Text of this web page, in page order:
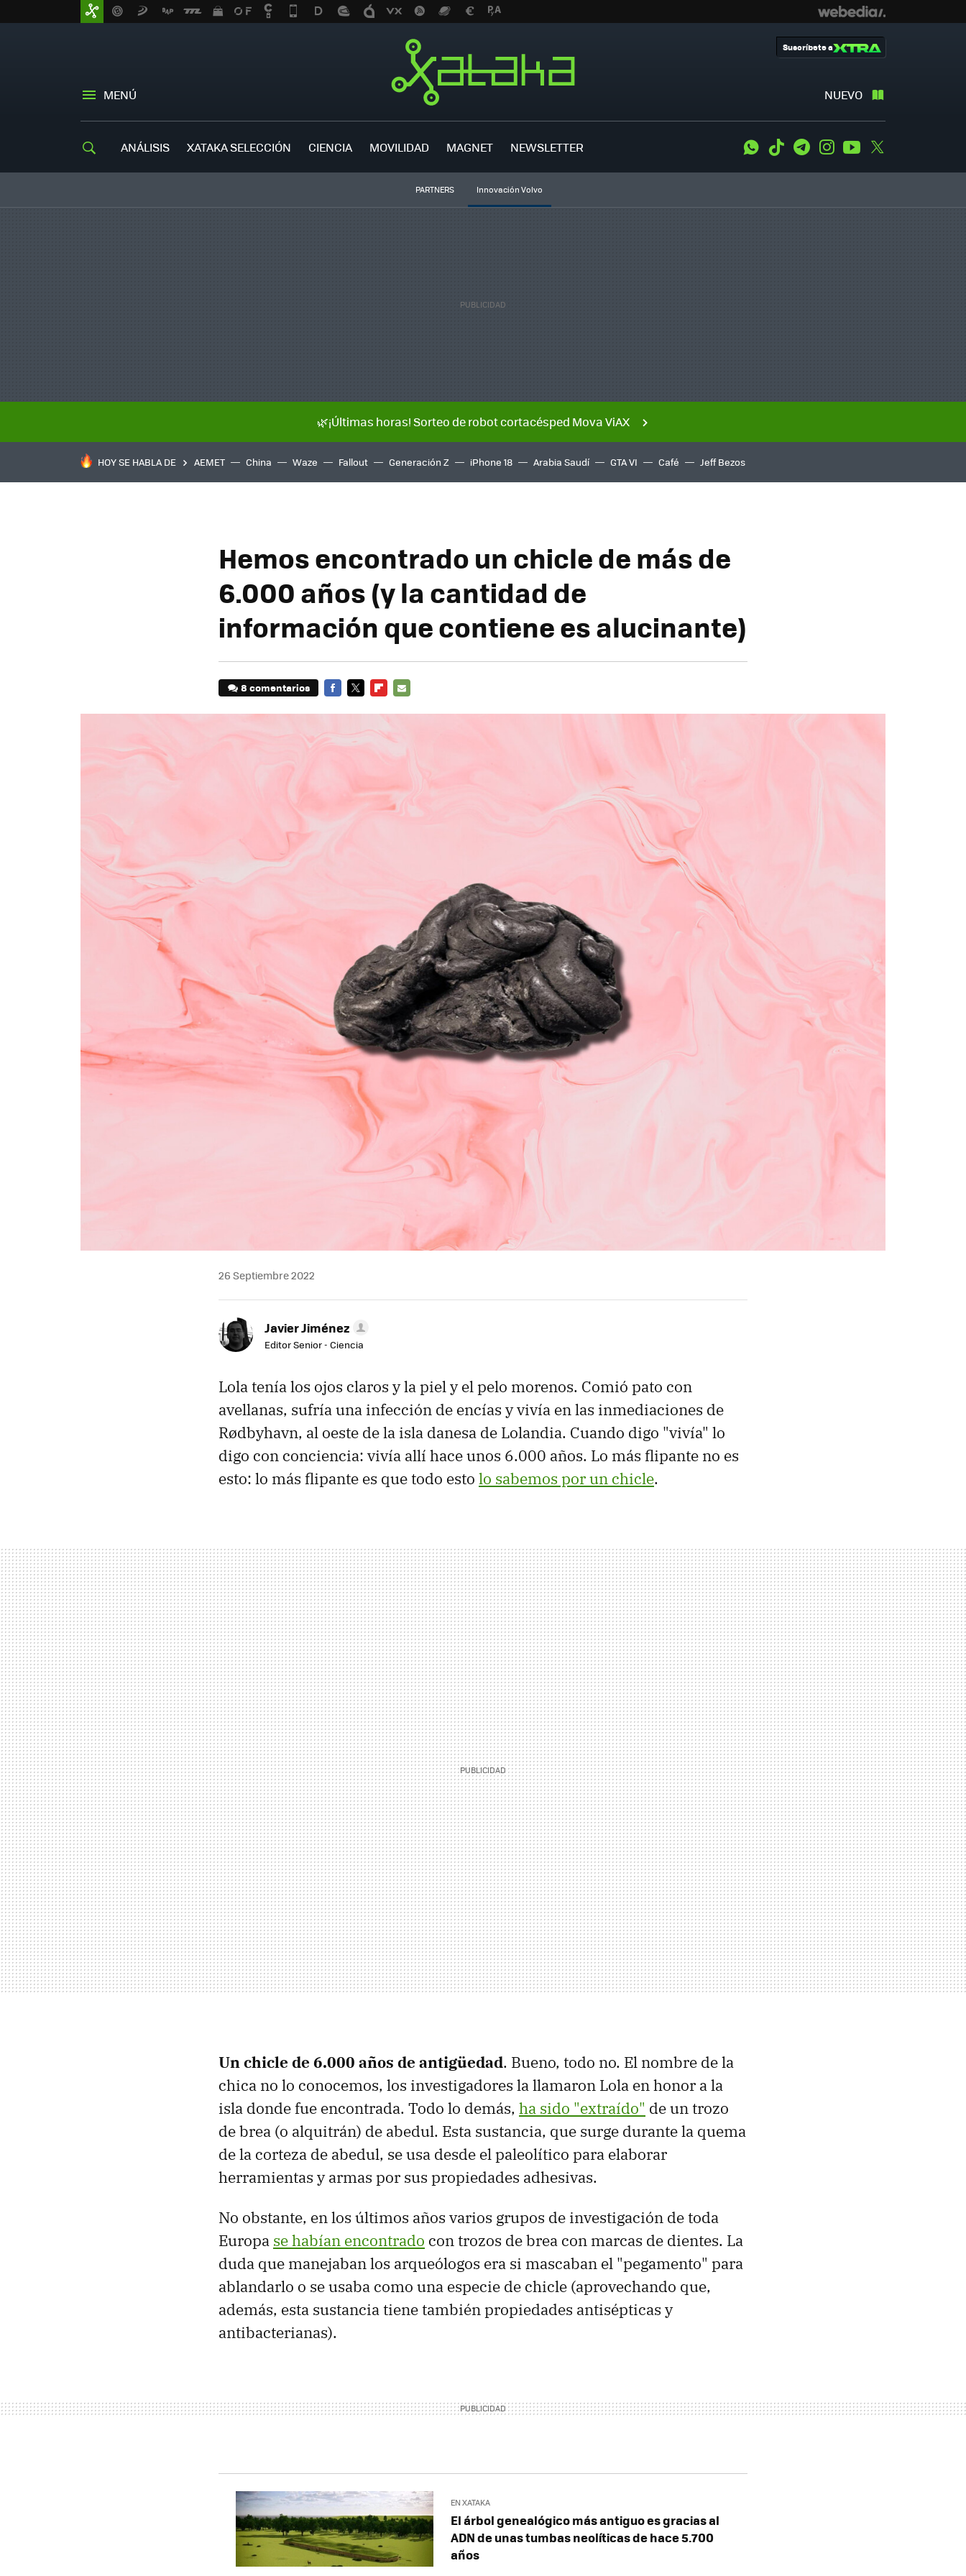
MENÚ NUEVO
Suscríbete a
ANÁLISIS XATAKA SELECCIÓN CIENCIA MOVILIDAD MAGNET NEWSLETTER WhatsApp
Tiktok TelegramInstagramYoutube
PARTNERS Innovación Volvo
🌿¡Últimas horas! Sorteo de robot cortacésped Mova ViAX
HOY SE HABLA DE AEMET China Waze Fallout Generación Z iPhone 18 Arabia Saudí GTA VI Café Jeff Bezos
Hemos encontrado un chicle de más de
6.000 años (y la cantidad de
información que contiene es alucinante)
8 comentarios
26 Septiembre 2022
Javier Jiménez
Editor Senior - Ciencia
Lola tenía los ojos claros y la piel y el pelo morenos. Comió pato con
avellanas, sufría una infección de encías y vivía en las inmediaciones de
Rødbyhavn, al oeste de la isla danesa de Lolandia. Cuando digo "vivía" lo
digo con conciencia: vivía allí hace unos 6.000 años. Lo más flipante no es
esto: lo más flipante es que todo esto lo sabemos por un chicle.
Un chicle de 6.000 años de antigüedad. Bueno, todo no. El nombre de la
chica no lo conocemos, los investigadores la llamaron Lola en honor a la
isla donde fue encontrada. Todo lo demás, ha sido "extraído" de un trozo
de brea (o alquitrán) de abedul. Esta sustancia, que surge durante la quema
de la corteza de abedul, se usa desde el paleolítico para elaborar
herramientas y armas por sus propiedades adhesivas.
No obstante, en los últimos años varios grupos de investigación de toda
Europa se habían encontrado con trozos de brea con marcas de dientes. La
duda que manejaban los arqueólogos era si mascaban el "pegamento" para
ablandarlo o se usaba como una especie de chicle (aprovechando que,
además, esta sustancia tiene también propiedades antisépticas y
antibacterianas).
EN XATAKA
El árbol genealógico más antiguo es gracias al
ADN de unas tumbas neolíticas de hace 5.700
años